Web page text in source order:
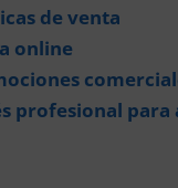
de venta
online
profesional